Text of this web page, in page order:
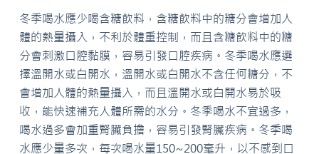
冬季喝水應少喝含糖飲料，含糖飲料中的糖分會增加人
體的熱量攝入，不利於體重控制，而且含糖飲料中的糖
分會刺激口腔黏膜，容易引發口腔疾病。冬季喝水應選
擇溫開水或白開水，溫開水或白開水不含任何糖分，不
會增加人體的熱量攝入，而且溫開水或白開水易於吸
收，能快速補充人體所需的水分。冬季喝水不宜過多，
喝水過多會加重腎臟負擔，容易引發腎臟疾病。冬季喝
水應少量多次，每次喝水量150~200毫升，以不感到口